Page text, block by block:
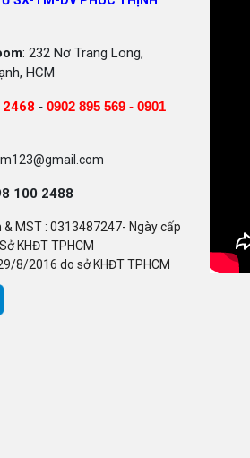
: 232 Nơ Trang Long,
HCM
- 0902 895 569 - 0901
100 2488
& MST : 0313487247- Ngày cấp
KHĐT TPHCM
8/2016 do sở KHĐT TPHCM